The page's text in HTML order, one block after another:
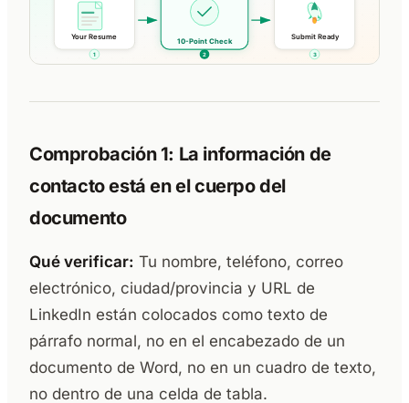
Comprobación 1: La información de
contacto está en el cuerpo del
documento
Qué verificar: Tu nombre, teléfono, correo
electrónico, ciudad/provincia y URL de
LinkedIn están colocados como texto de
párrafo normal, no en el encabezado de un
documento de Word, no en un cuadro de texto,
no dentro de una celda de tabla.